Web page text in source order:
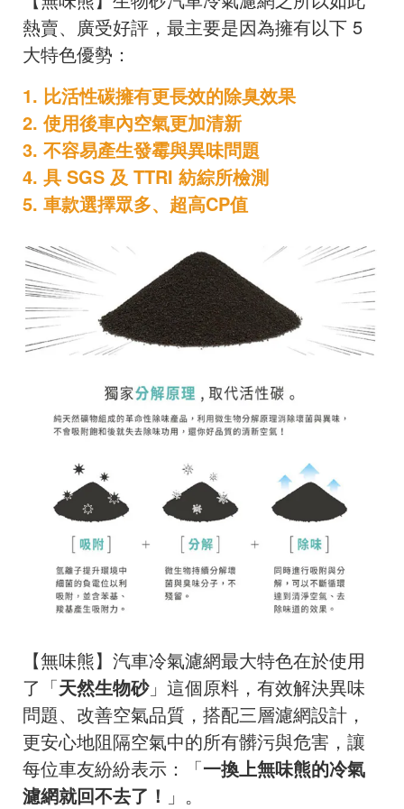
熱賣、廣受好評，最主要是因為擁有以下 5
大特色優勢：
1. 比活性碳擁有更長效的除臭效果
2. 使用後車內空氣更加清新
3. 不容易產生發霉與異味問題
4. 具 SGS 及 TTRI 紡綜所檢測
5. 車款選擇眾多、超高CP值
【無味熊】汽車冷氣濾網最大特色在於使用
了「天然生物砂」這個原料，有效解決異味
問題、改善空氣品質，搭配三層濾網設計，
更安心地阻隔空氣中的所有髒污與危害，讓
每位車友紛紛表示：「一換上無味熊的冷氣
濾網就回不去了！ 」。